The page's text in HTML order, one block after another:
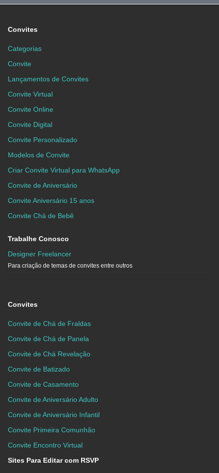
Convites
Categorias
Convite
Lançamentos de Convites
Convite Virtual
Convite Online
Convite Digital
Convite Personalizado
Modelos de Convite
Criar Convite Virtual para WhatsApp
Convite de Aniversário
Convite Aniversário 15 anos
Convite Chá de Bebê
Trabalhe Conosco
Designer Freelancer
Para criação de temas de convites entre outros
Convites
Convite de Chá de Fraldas
Convite de Chá de Panela
Convite de Chá Revelação
Convite de Batizado
Convite de Casamento
Convite de Aniversário Adulto
Convite de Aniversário Infantil
Convite Primeira Comunhão
Convite Encontro Virtual
Sites Para Editar com RSVP